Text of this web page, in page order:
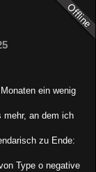
ein wenig
mehr, an dem ich
zu Ende:
Type o negative